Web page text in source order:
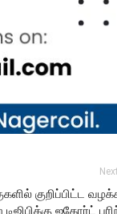
குறிப்பிட்ட
ஐகோர்ட்